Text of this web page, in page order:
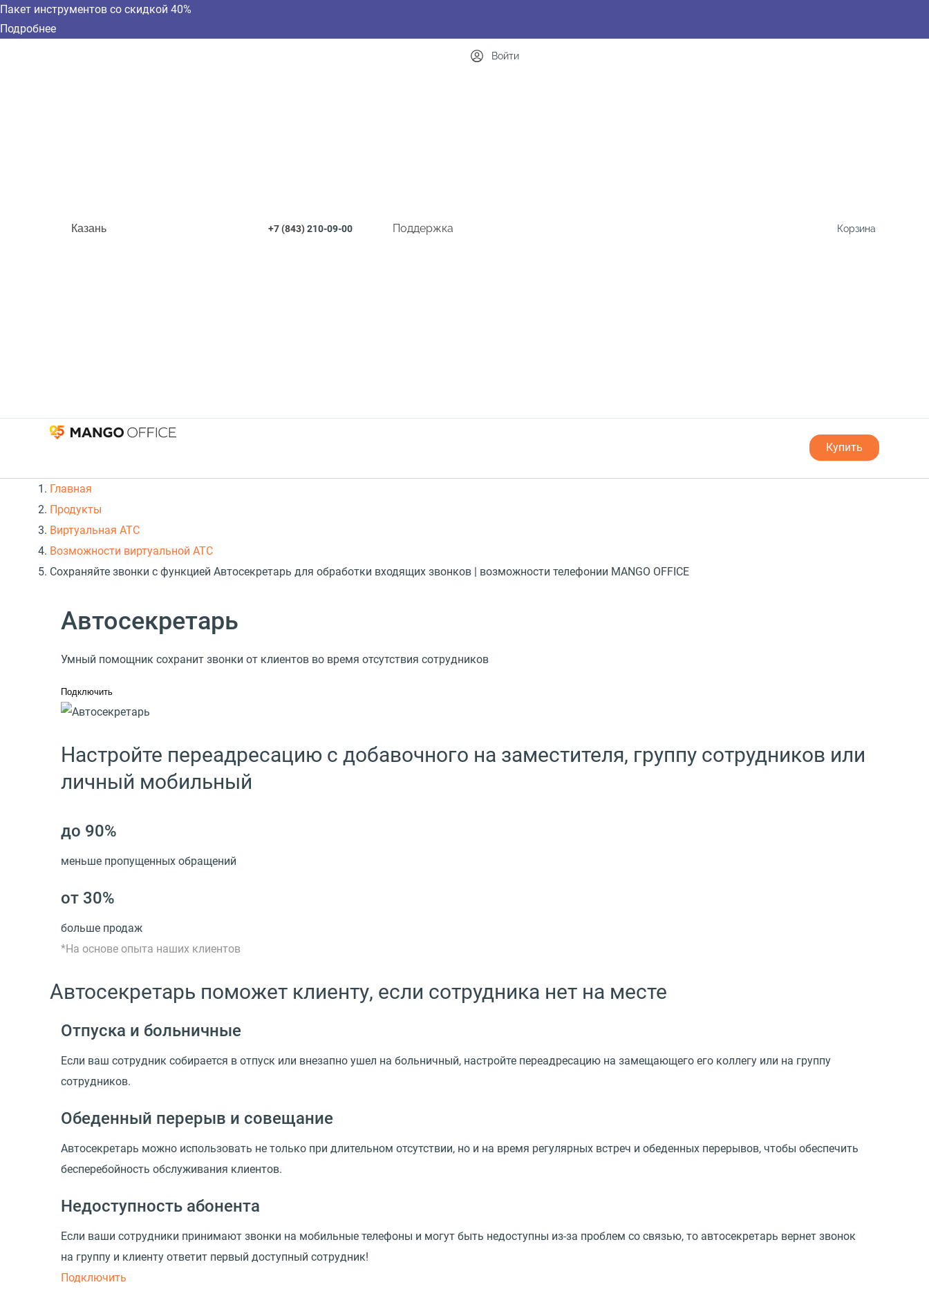
Пакет инструментов со скидкой 40%
Подробнее
Казань +7 (843)210-09-00 Поддержка
Войти
Корзина
Купить
Главная
Продукты
Виртуальная АТС
Возможности виртуальной АТС
Сохраняйте звонки с функцией Автосекретарь для обработки входящих звонков | возможности телефонии MANGO OFFICE
Автосекретарь
Умный помощник сохранит звонки от клиентов во время отсутствия сотрудников
Подключить
Настройте переадресацию с добавочного на заместителя, группу сотрудников или
личный мобильный
до 90%
меньше пропущенных обращений
от 30%
больше продаж
*На основе опыта наших клиентов
Автосекретарь поможет клиенту, если сотрудника нет на месте
Отпуска и больничные
Если ваш сотрудник собирается в отпуск или внезапно ушел на больничный, настройте переадресацию на замещающего его коллегу или на группу
сотрудников.
Обеденный перерыв и совещание
Автосекретарь можно использовать не только при длительном отсутствии, но и на время регулярных встреч и обеденных перерывов, чтобы обеспечить
бесперебойность обслуживания клиентов.
Недоступность абонента
Если ваши сотрудники принимают звонки на мобильные телефоны и могут быть недоступны из-за проблем со связью, то автосекретарь вернет звонок
на группу и клиенту ответит первый доступный сотрудник!
Подключить